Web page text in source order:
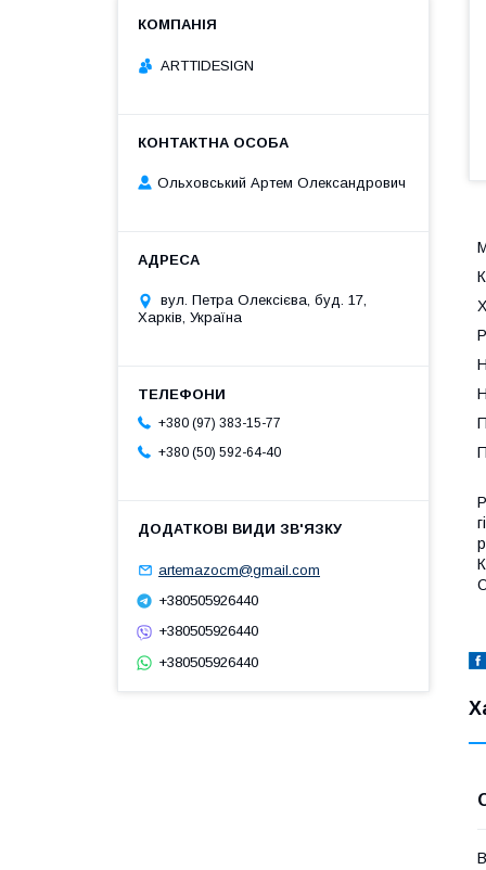
ARTTIDESIGN
Ольховський Артем Олександрович
вул. Петра Олексієва, буд. 17,
Харків, Україна
+380 (97) 383-15-77
+380 (50) 592-64-40
artemazocm@gmail.com
+380505926440
+380505926440
+380505926440